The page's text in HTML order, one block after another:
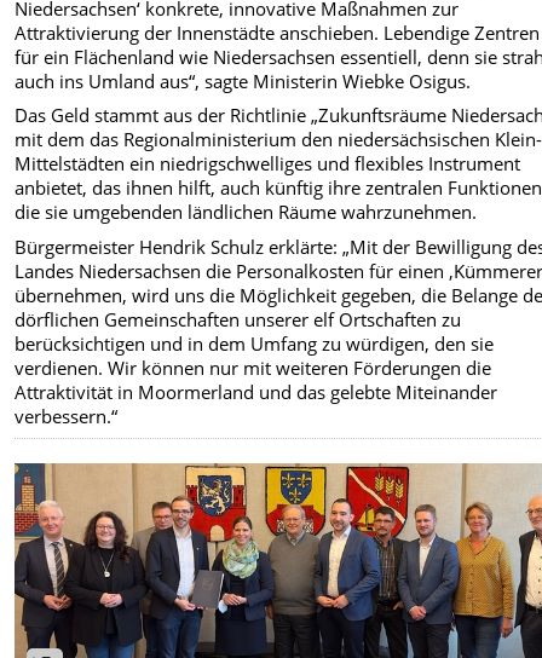
Niedersachsen‘ konkrete, innovative Maßnahmen zur
Attraktivierung der Innenstädte anschieben. Lebendige
für ein Flächenland wie Niedersachsen essentiell, denn sie
auch ins Umland aus“, sagte Ministerin Wiebke Osigus.
Das Geld stammt aus der Richtlinie „Zukunftsräume
mit dem das Regionalministerium den niedersächsischen
Mittelstädten ein niedrigschwelliges und flexibles Instrument
anbietet, das ihnen hilft, auch künftig ihre zentralen
die sie umgebenden ländlichen Räume wahrzunehmen.
Bürgermeister Hendrik Schulz erklärte: „Mit der Bewilligung
Landes Niedersachsen die Personalkosten für einen
übernehmen, wird uns die Möglichkeit gegeben, die Belange
dörflichen Gemeinschaften unserer elf Ortschaften zu
berücksichtigen und in dem Umfang zu würdigen, den sie
verdienen. Wir können nur mit weiteren Förderungen die
Attraktivität in Moormerland und das gelebte Miteinander
verbessern.“